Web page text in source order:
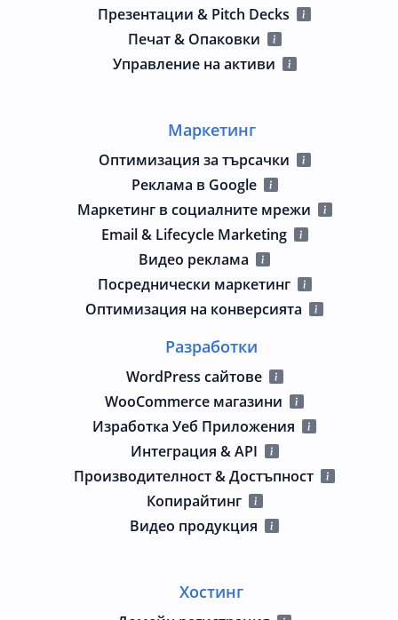
Презентации & Pitch Decks
Печат & Опаковки
Управление на активи
Маркетинг
Оптимизация за търсачки
Реклама в Google
Маркетинг в социалните мрежи
Email & Lifecycle Marketing
Видео реклама
Посреднически маркетинг
Оптимизация на конверсията
Разработки
WordPress сайтове
WooCommerce магазини
Изработка Уеб Приложения
Интеграция & API
Производителност & Достъпност
Копирайтинг
Видео продукция
Хостинг